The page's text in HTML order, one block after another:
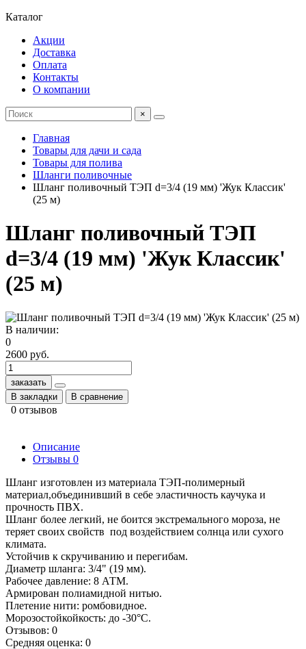
Каталог
Акции
Доставка
Оплата
Контакты
О компании
×
Главная
Товары для дачи и сада
Товары для полива
Шланги поливочные
Шланг поливочный ТЭП d=3/4 (19 мм) 'Жук Классик'
(25 м)
Шланг поливочный ТЭП
d=3/4 (19 мм) 'Жук Классик'
(25 м)
В наличии:
0
2600 руб.
заказать
В закладки
В сравнение
0 отзывов
Описание
Отзывы 0
Шланг изготовлен из материала ТЭП-полимерный
материал,объединивший в себе эластичность каучука и
прочность ПВХ.
Шланг более легкий, не боится экстремального мороза, не
теряет своих свойств под воздействием солнца или сухого
климата.
Устойчив к скручиванию и перегибам.
Диаметр шланга: 3/4" (19 мм).
Рабочее давление: 8 АТМ.
Армирован полиамидной нитью.
Плетение нити: ромбовидное.
Морозостойкойкость: до -30°C.
Отзывов: 0
Средняя оценка: 0